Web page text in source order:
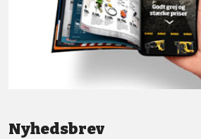
Nyhedsbrev